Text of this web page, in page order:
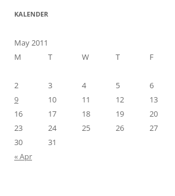
KALENDER
May 2011
M
T W T F
2
3 4 5 6
9
10 11 12 13
16
17 18 19 20
23
24 25 26 27
30
31
« Apr